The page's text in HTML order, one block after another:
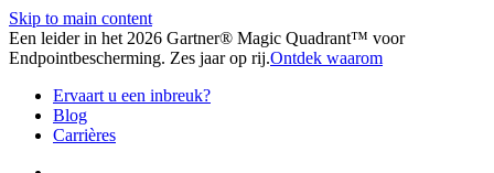
Skip to main content
Een leider in het 2026 Gartner® Magic Quadrant™ voor
Endpointbescherming. Zes jaar op rij.Ontdek waarom
Ervaart u een inbreuk?
Blog
Carrières